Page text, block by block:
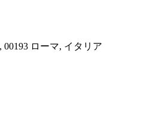
00193 ローマ, イタリア